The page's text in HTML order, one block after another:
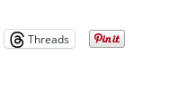
Threads